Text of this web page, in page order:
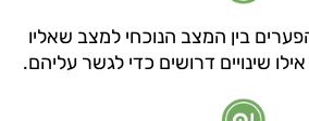
הפערים בין המצב הנוכחי למצב שאליו
שינויים דרושים כדי לגשר עליהם.